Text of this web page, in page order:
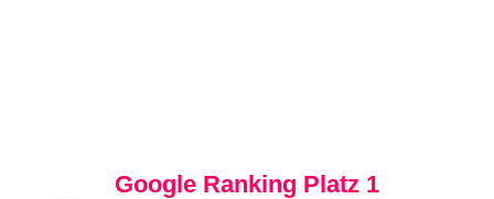
Google Ranking Platz 1